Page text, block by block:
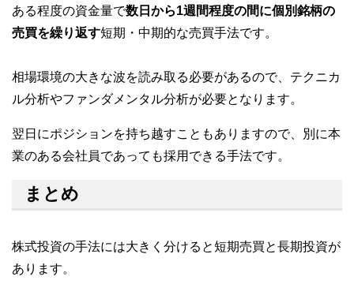
ある程度の資金量で数日から1週間程度の間に個別銘柄の
売買を繰り返す短期・中期的な売買手法です。
相場環境の大きな波を読み取る必要があるので、テクニカ
ル分析やファンダメンタル分析が必要となります。
翌日にポジションを持ち越すこともありますので、別に本
業のある会社員であっても採用できる手法です。
まとめ
株式投資の手法には大きく分けると短期売買と長期投資が
あります。